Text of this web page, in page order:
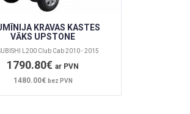
KRAVAS KASTES
VĀKS UPSTONE
L200 Club Cab 2010 - 2015
1790.80€ar PVN
1480.00€ bez PVN